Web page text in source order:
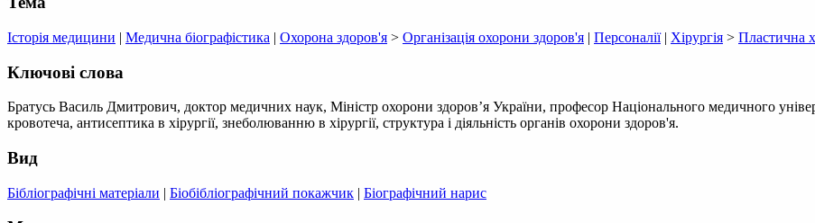
Історія медицини | Медична біографістика | Охорона здоров'я > Організація охорони здоров'я | Персоналії| Хірургія > Пластична
Ключові слова
Братусь Василь Дмитрович, доктор медичних наук, Міністр охорони здоров’я України, професор Національного медичного
кровотеча, антисептика в хірургії, знеболюванню в хірургії, структура і діяльність органів охорони здоров'я.
Вид
Бібліографічні матеріали | Біобібліографічний покажчик | Біографічний нарис